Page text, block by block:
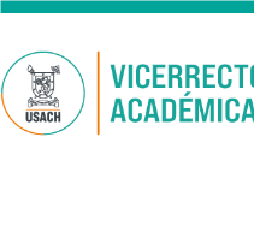
Pasar al contenido principal